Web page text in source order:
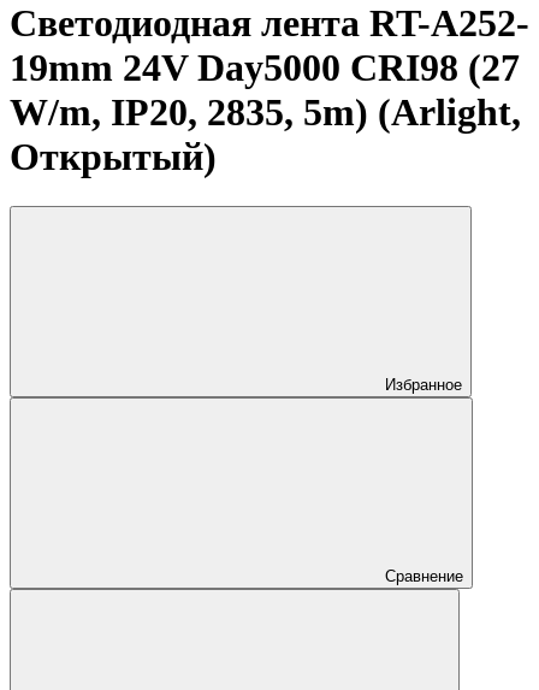
Светодиодная лента RT-A252-
19mm 24V Day5000 CRI98 (27
W/m, IP20, 2835, 5m) (Arlight,
Открытый)
Избранное
Сравнение